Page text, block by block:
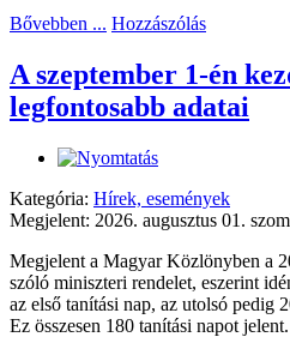
Bővebben ... Hozzászólás
A szeptember 1-én
legfontosabb adatai
Kategória: Hírek, események
Megjelent: 2026. augusztus 01.
Megjelent a Magyar Közlönyben a
szóló miniszteri rendelet, eszerint
az első tanítási nap, az utolsó pedig
Ez összesen 180 tanítási napot jelent.